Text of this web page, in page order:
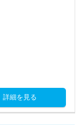
詳細を見る